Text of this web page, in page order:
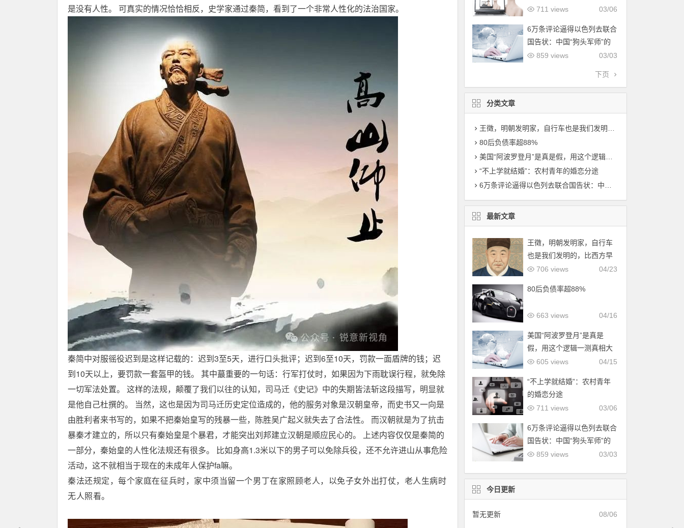
是没有人性。 可真实的情况恰恰相反，史学家通过秦简，看到了一个非常人性化的法治国家。
秦简中对服徭役迟到是这样记载的：迟到3至5天，进行口头批评；迟到6至10天，罚款一面盾牌的钱；迟
到10天以上，要罚款一套盔甲的钱。 其中蕞重要的一句话：行军打仗时，如果因为下雨耽误行程，就免除
一切军法处置。 这样的法规，颠覆了我们以往的认知，司马迁《史记》中的失期皆法斩这段描写，明显就
是他自己杜撰的。 当然，这也是因为司马迁历史定位造成的，他的服务对象是汉朝皇帝，而史书又一向是
由胜利者来书写的，如果不把秦始皇写的残暴一些，陈胜吴广起义就失去了合法性。 而汉朝就是为了抗击
暴秦才建立的，所以只有秦始皇是个暴君，才能突出刘邦建立汉朝是顺应民心的。 上述内容仅仅是秦简的
一部分，秦始皇的人性化法规还有很多。 比如身高1.3米以下的男子可以免除兵役，还不允许进山从事危险
活动，这不就相当于现在的未成年人保护fa嘛。
秦法还规定，每个家庭在征兵时，家中须当留一个男丁在家照顾老人，以免子女外出打仗，老人生病时
无人照看。
03/06
711 views
6万条评论逼得以色列去联合
国告状：中国“狗头军师”的
降维打击，到底有多可怕？
03/03
859 views
下页
分类文章
王徵，明朝发明家，自行车也是我们发明的，比西方早了200年！
80后负债率超88%
美国“阿波罗登月”是真是假，用这个逻辑一测真相大白！
“不上学就结婚”：农村青年的婚恋分途
6万条评论逼得以色列去联合国告状：中国“狗头军师”的降维打击，到底有多可怕？
最新文章
王徵，明朝发明家，自行车
也是我们发明的，比西方早
了200年！
04/23
706 views
80后负债率超88%
04/16
663 views
美国“阿波罗登月”是真是
假，用这个逻辑一测真相大
白！
04/15
605 views
“不上学就结婚”：农村青年
的婚恋分途
03/06
711 views
6万条评论逼得以色列去联合
国告状：中国“狗头军师”的
降维打击，到底有多可怕？
03/03
859 views
今日更新
暂无更新 08/06